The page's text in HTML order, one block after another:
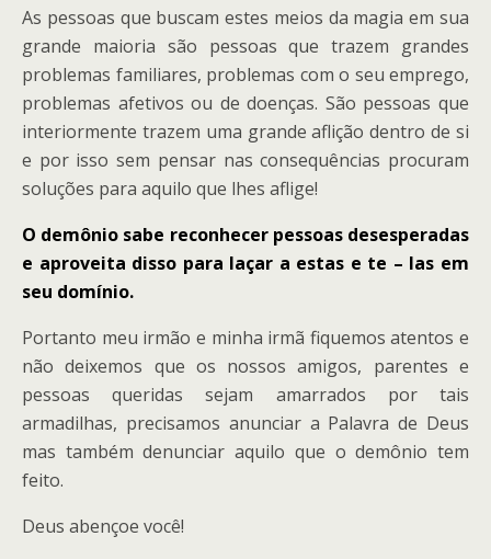
As pessoas que buscam estes meios da magia em sua
grande maioria são pessoas que trazem grandes
problemas familiares, problemas com o seu emprego,
problemas afetivos ou de doenças. São pessoas que
interiormente trazem uma grande aflição dentro de si
e por isso sem pensar nas consequências procuram
soluções para aquilo que lhes aflige!
O demônio sabe reconhecer pessoas desesperadas
e aproveita disso para laçar a estas e te – las em
seu domínio.
Portanto meu irmão e minha irmã fiquemos atentos e
não deixemos que os nossos amigos, parentes e
pessoas queridas sejam amarrados por tais
armadilhas, precisamos anunciar a Palavra de Deus
mas também denunciar aquilo que o demônio tem
feito.
Deus abençoe você!